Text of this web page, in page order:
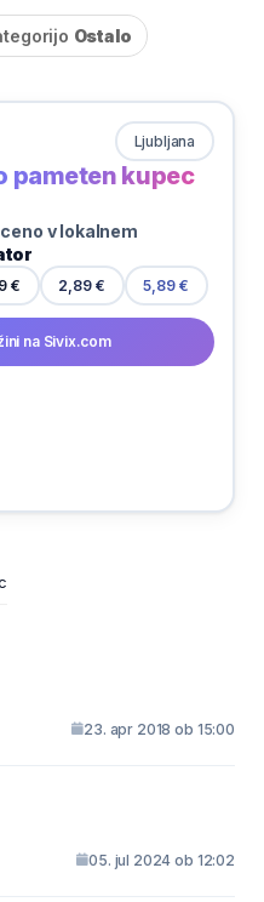
Ostalo
Ljubljana
pameten kupec
v lokalnem
€ 2,89 € 5,89 €
na Sivix.com
23. apr 2018 ob 15:00
05. jul 2024 ob 12:02